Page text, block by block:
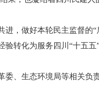
，做好本轮民主监督的“
转化为服务四川“十五五
委、生态环境局等相关负